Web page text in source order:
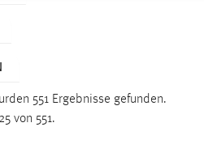
551 Ergebnisse gefunden.
von 551.
die einwandfreie Funktion der